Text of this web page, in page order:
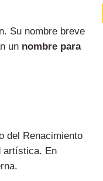
Su nombre breve
un nombre para
del Renacimiento
artística. En